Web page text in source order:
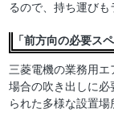
るので、持ち運びも
「前方向の必要ス
三菱電機の業務用エ
場合の吹き出しに
られた多様な設置